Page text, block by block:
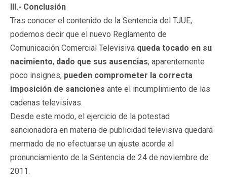
III.- Conclusión
Tras conocer el contenido de la Sentencia del TJUE,
podemos decir que el nuevo Reglamento de
Comunicación Comercial Televisiva queda tocado en su
nacimiento, dado que sus ausencias, aparentemente
poco insignes, pueden comprometer la correcta
imposición de sanciones ante el incumplimiento de las
cadenas televisivas.
Desde este modo, el ejercicio de la potestad
sancionadora en materia de publicidad televisiva quedará
mermado de no efectuarse un ajuste acorde al
pronunciamiento de la Sentencia de 24 de noviembre de
2011.